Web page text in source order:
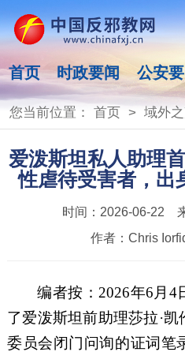
首页 时政要闻 公安
您当前位置： 首页> 域外
爱泼斯坦私人助理
性虐待受害者，出
时间： 2026-06-22
作者： Chris
编者按：2026年6月4
了爱泼斯坦前助理莎拉·
委员会闭门问询的证词笔